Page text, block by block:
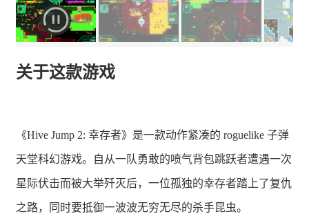
关于这款游戏
《Hive Jump 2: 幸存者》是一款动作紧凑的 roguelike 子弹
天堂科幻游戏。自从一队勇敢的喷气背包跳跃者遭遇一次
星际伏击而被大举歼灭后，一位孤独的幸存者踏上了复仇
之路，同时要抵御一波波无穷无尽的杀手昆虫。